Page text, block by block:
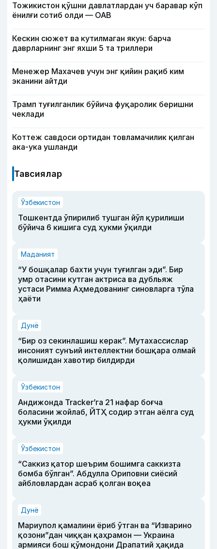
Тожикистон қўшни давлатлардан уч баравар кўп
ёнилғи сотиб олди — ОАВ
Кескин сюжет ва кутилмаган якун: барча
даврларнинг энг яхши 5 та триллери
Менежер Махачев учун энг қийин рақиб ким
эканини айтди
Трамп туғилганлик бўйича фуқаролик беришни
чеклади
Коттеж савдоси ортидан товламачилик қилган
ака-ука ушланди
Тавсиялар
Ўзбекистон
Тошкентда ўпирилиб тушган йўл қурилиши
бўйича 6 кишига суд ҳукми ўқилди
Маданият
“У бошқалар бахти учун туғилган эди”. Бир
умр отасини кутган актриса ва дубльяж
устаси Римма Аҳмедованинг синовларга тўла
ҳаёти
Дунё
“Бир оз секинлашиш керак”. Мутахассислар
инсоният сунъий интеллектни бошқара олмай
қолишидан хавотир билдирди
Ўзбекистон
Андижонда Tracker’га 21 нафар боғча
боласини жойлаб, ЙТҲ содир этган аёлга суд
ҳукми ўқилди
Ўзбекистон
“Саккиз қатор шеърим бошимга саккизта
бомба бўлган”. Абдулла Ориповни сиёсий
айбловлардан асраб қолган воқеа
Дунё
Мариупол қамалини ёриб ўтган ва “Изварино
қозони”дан чиққан қаҳрамон — Украина
армияси бош қўмондони Драпатий ҳақида